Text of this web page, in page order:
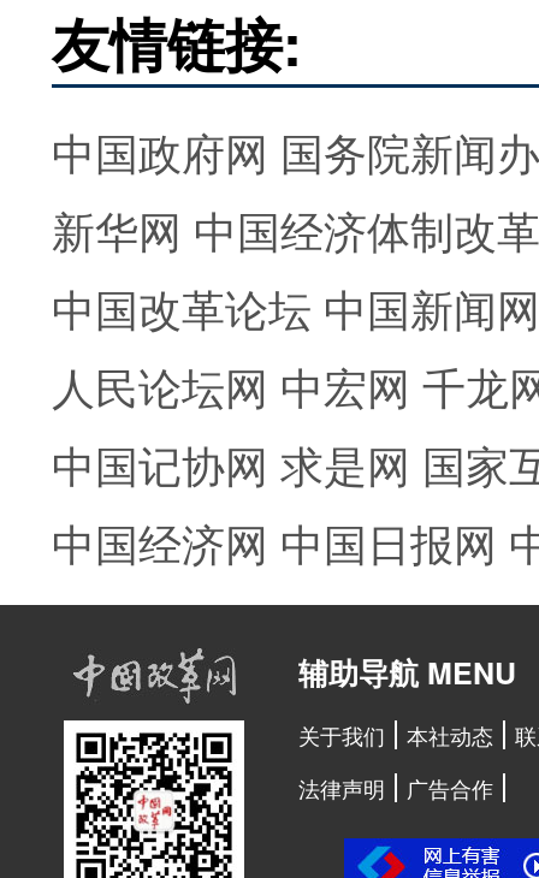
友情链接:
中国政府网 国务院新闻
新华网 中国经济体制改
中国改革论坛 中国新闻网
人民论坛网 中宏网 千龙
中国记协网 求是网 国家
中国经济网 中国日报网
辅助导航 MENU
关于我们 本社动态
法律声明
广告合作